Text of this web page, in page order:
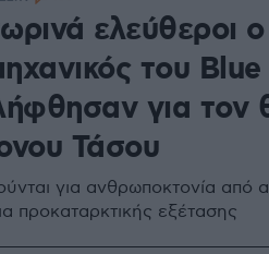
ελεύθεροι ο
του
για τον
Τάσου
για ανθρωποκτονία από
προκαταρκτικής εξέτασης